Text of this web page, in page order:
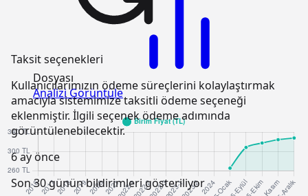
Taksit seçenekleri
Kullanıcılarımızın ödeme süreçlerini kolaylaştırmak
amacıyla sistemimize taksitli ödeme seçeneği
eklenmiştir. İlgili seçenek ödeme adımında
görüntülenebilecektir.
6 ay önce
Son 30 günün bildirimleri gösteriliyor
Dosyası
Analizi Görüntüle